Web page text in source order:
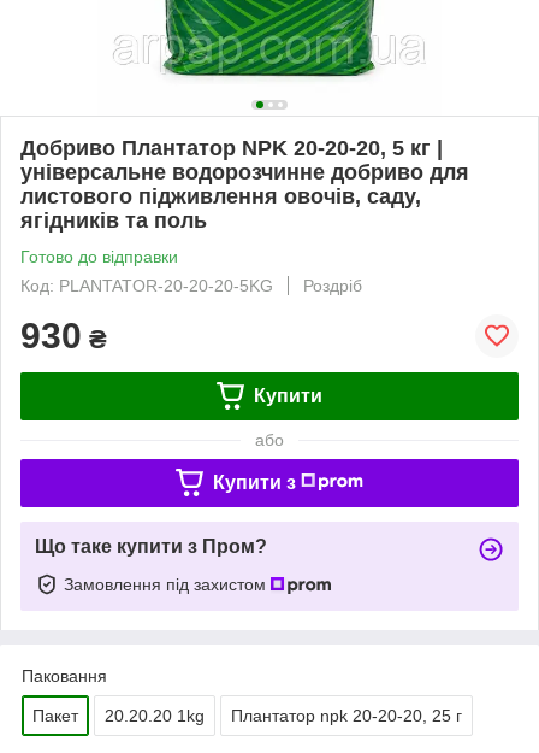
Добриво Плантатор NPK 20-20-20, 5 кг |
універсальне водорозчинне добриво для
листового підживлення овочів, саду,
ягідників та поль
Готово до відправки
Код: PLANTATOR-20-20-20-5KG
Роздріб
930 ₴
Купити
або
Купити з
Що таке купити з Пром?
Замовлення під захистом
Паковання
Пакет 20.20.20 1kg Плантатор npk 20-20-20, 25 г